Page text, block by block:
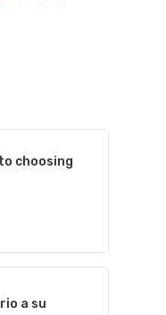
choosing
a su